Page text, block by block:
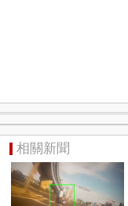
相關新聞